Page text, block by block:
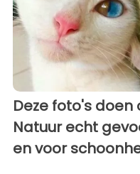
Deze foto's
Natuur echt
en voor